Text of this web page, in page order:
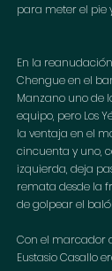
para meter el pie
En la
Chengue en el
Manzano uno de
equipo, pero Los
la ventaja en el
cincuenta y uno,
izquierda, deja
remata desde la
de golpear el
Con el marcador
Eustasio Casallo